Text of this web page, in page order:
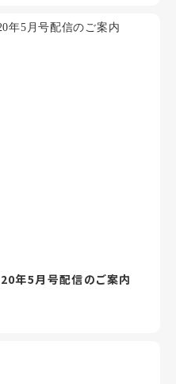
年5月号配信のご案内